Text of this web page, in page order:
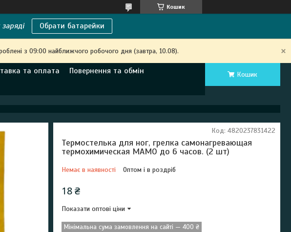
Кошик
Обрати батарейки
з 09:00 найближчого робочого дня (завтра, 10.08).
та оплата
Повернення та обмін
Кошик
Термостелька для ног, грелка самонагревающая
термохимическая МАМО до 6 часов. (2 шт)
Немає в наявності Оптом і в роздріб
Код: 4820237831422
18 ₴
Показати оптові ціни
Мінімальна сума замовлення на сайті — 400 ₴